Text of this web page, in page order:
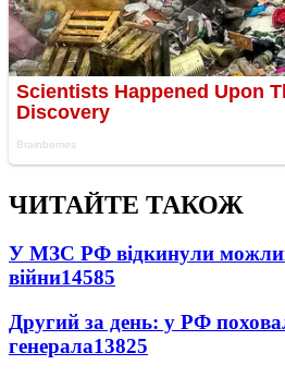
ЧИТАЙТЕ ТАКОЖ
У МЗС РФ відкинули
війни14585
Другий за день: у РФ
генерала13825